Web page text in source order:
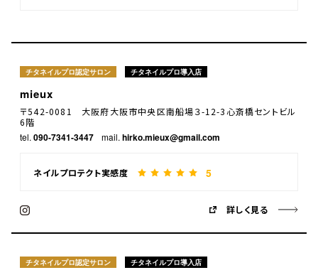
チタネイルプロ認定サロン チタネイルプロ導入店
mieux
〒542-0081 大阪府大阪市中央区南船場３-12-3心斎橋セントビル
6階
tel. 090-7341-3447 mail. hirko.mieux@gmail.com
ネイルプロテクト実感度 5
詳しく見る
チタネイルプロ認定サロン チタネイルプロ導入店